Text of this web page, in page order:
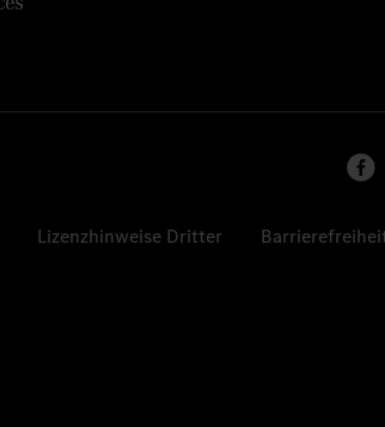
Lizenzhinweise Dritter